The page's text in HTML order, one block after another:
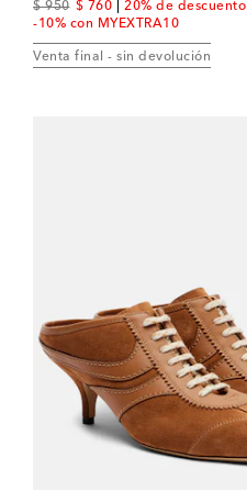
$ 950
original price
$ 760
discount price20% de descuento
-10% con MYEXTRA10
Venta final - sin devolución